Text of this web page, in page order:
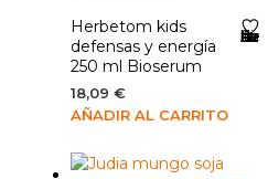
Añadir a la lista de deseos
Herbetom kids
defensas y energía
250 ml Bioserum
18,09€
AÑADIR AL CARRITO